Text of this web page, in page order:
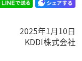
2025年1月10日
KDDI株式会社